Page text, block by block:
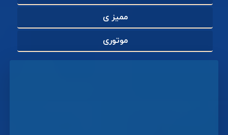
ممیز ی
موتوری